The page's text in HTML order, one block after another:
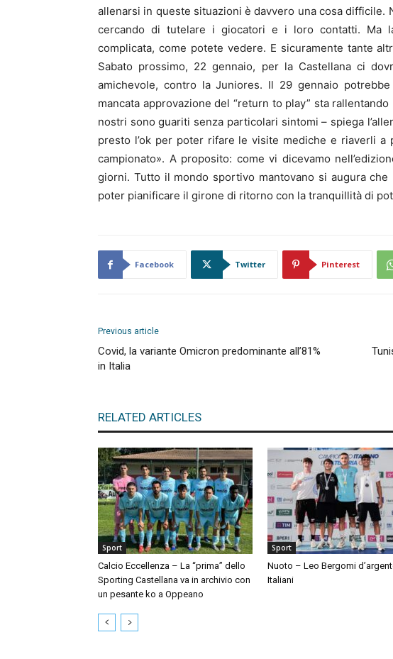
allenarsi in queste situazioni è davvero una cosa difficile.
cercando di tutelare i giocatori e i loro contatti. Ma
complicata, come potete vedere. E sicuramente tante
Sabato prossimo, 22 gennaio, per la Castellana ci
amichevole, contro la Juniores. Il 29 gennaio
mancata approvazione del “return to play” sta
nostri sono guariti senza particolari sintomi – spiega
presto l’ok per poter rifare le visite mediche e riaverli
campionato». A proposito: come vi dicevamo
giorni. Tutto il mondo sportivo mantovano si augura
poter pianificare il girone di ritorno con la tranquillità di
Facebook Twitter Pinterest
Previous article
Covid, la variante Omicron predominante all’81%
in Italia
RELATED ARTICLES
Sport
Calcio Eccellenza – La “prima” dello
Sporting Castellana va in archivio con
un pesante ko a Oppeano
Sport
Nuoto – Leo Bergomi
Italiani